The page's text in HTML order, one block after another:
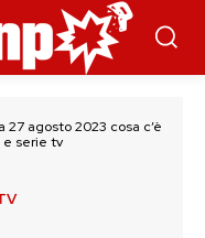
27 agosto 2023 cosa c’è
e serie tv